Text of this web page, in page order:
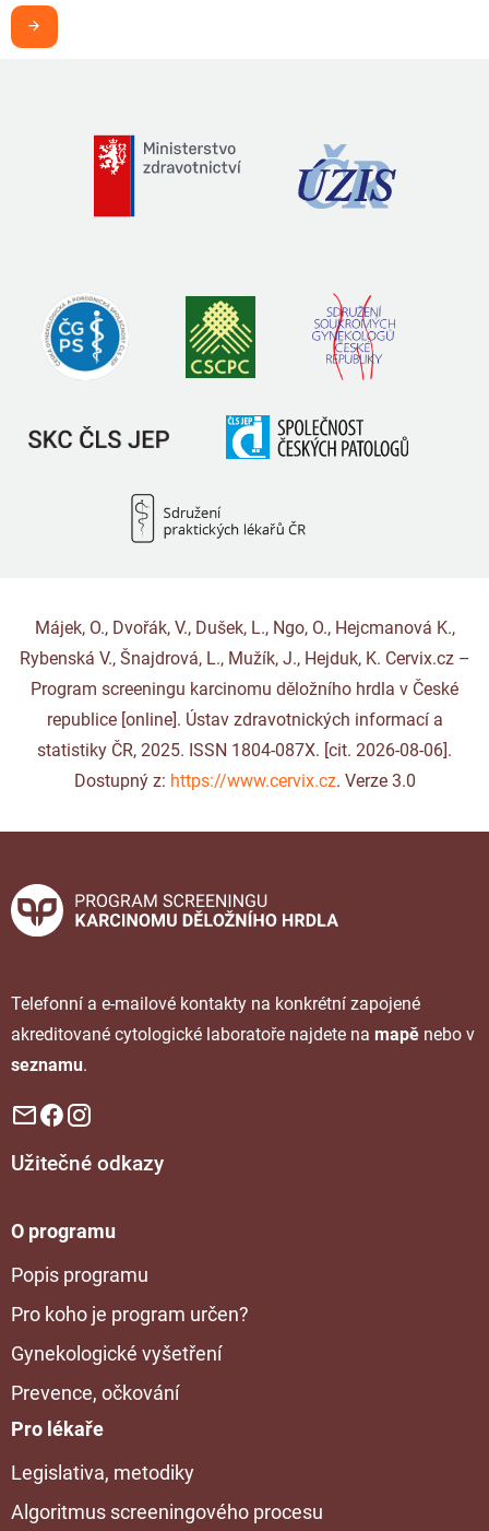
Májek, O., Dvořák, V., Dušek, L., Ngo, O., Hejcmanová K.,
Rybenská V., Šnajdrová, L., Mužík, J., Hejduk, K. Cervix.cz –
Program screeningu karcinomu děložního hrdla v České
republice [online]. Ústav zdravotnických informací a
statistiky ČR, 2025. ISSN 1804-087X. [cit. 2026-08-06].
Dostupný z: https://www.cervix.cz. Verze 3.0
Telefonní a e-mailové kontakty na konkrétní zapojené
akreditované cytologické laboratoře najdete na mapě nebo v
seznamu.
Užitečné odkazy
O programu
Popis programu
Pro koho je program určen?
Gynekologické vyšetření
Prevence, očkování
Pro lékaře
Legislativa, metodiky
Algoritmus screeningového procesu